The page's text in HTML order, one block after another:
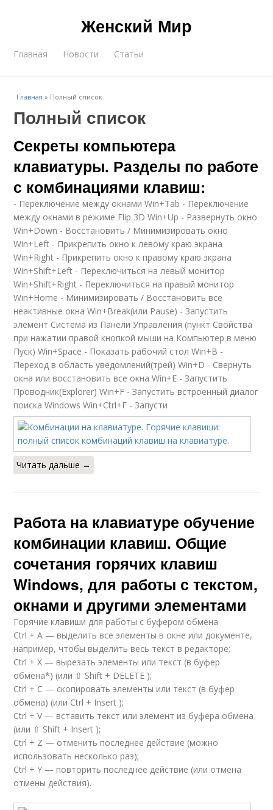
Женский Мир
Главная Новости Статьи
Главная » Полный список
Полный список
Секреты компьютера
клавиатуры. Разделы по работе
с комбинациями клавиш:
- Переключение между окнами Win+Tab - Переключение
между окнами в режиме Flip 3D Win+Up - Развернуть окно
Win+Down - Восстановить / Минимизировать окно
Win+Left - Прикрепить окно к левому краю экрана
Win+Right - Прикрепить окно к правому краю экрана
Win+Shift+Left - Переключиться на левый монитор
Win+Shift+Right - Переключиться на правый монитор
Win+Home - Минимизировать / Восстановить все
неактивные окна Win+Break(или Pause) - Запустить
элемент Система из Панели Управления (пункт Свойства
при нажатии правой кнопкой мыши на Компьютер в меню
Пуск) Win+Space - Показать рабочий стол Win+B -
Переход в область уведомлений(трей) Win+D - Свернуть
окна или восстановить все окна Win+E - Запустить
Проводник(Explorer) Win+F - Запустить встроенный диалог
поиска Windows Win+Ctrl+F - Запусти
Читать дальше →
Работа на клавиатуре обучение
комбинации клавиш. Общие
сочетания горячих клавиш
Windows, для работы с текстом,
окнами и другими элементами
Горячие клавиши для работы с буфером обмена
Ctrl + A — выделить все элементы в окне или документе,
например, чтобы выделить весь текст в редакторе;
Ctrl + X — вырезать элементы или текст (в буфер
обмена*) (или ⇧ Shift + DELETE );
Ctrl + C — скопировать элементы или текст (в буфер
обмена) (или Ctrl + Insert );
Ctrl + V — вставить текст или элемент из буфера обмена
(или ⇧ Shift + Insert );
Ctrl + Z — отменить последнее действие (можно
использовать несколько раз);
Ctrl + Y — повторить последнее действие (или отмена
отмены действия).